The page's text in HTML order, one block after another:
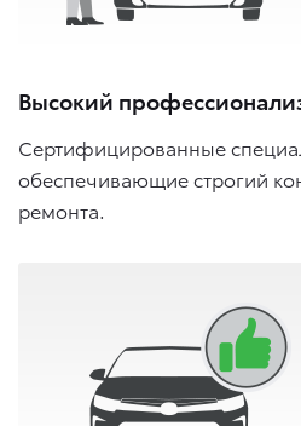
Высокий
Сертифицированные
обеспечивающие строгий
ремонта.